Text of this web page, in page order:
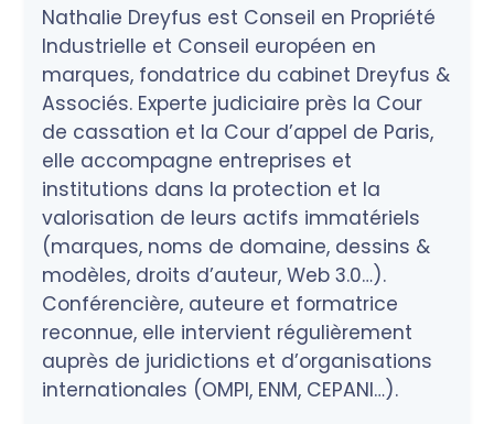
Nathalie Dreyfus est Conseil en Propriété
Industrielle et Conseil européen en
marques, fondatrice du cabinet Dreyfus &
Associés. Experte judiciaire près la Cour
de cassation et la Cour d’appel de Paris,
elle accompagne entreprises et
institutions dans la protection et la
valorisation de leurs actifs immatériels
(marques, noms de domaine, dessins &
modèles, droits d’auteur, Web 3.0…).
Conférencière, auteure et formatrice
reconnue, elle intervient régulièrement
auprès de juridictions et d’organisations
internationales (OMPI, ENM, CEPANI…).